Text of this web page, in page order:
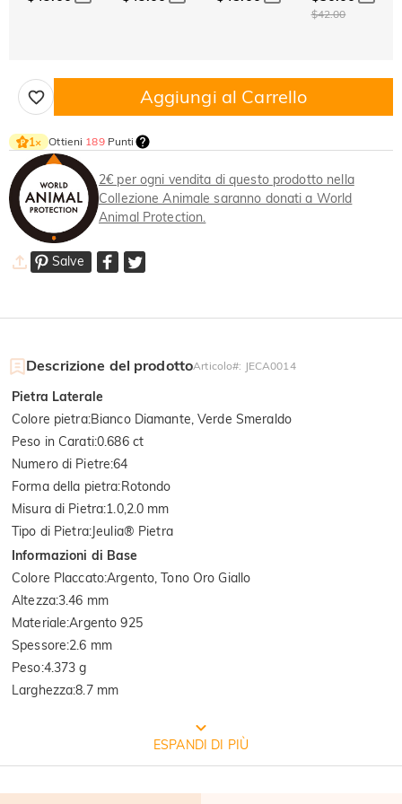
$42.00
Aggiungi al Carrello
1× Ottieni 189Punti
2€ per ogni vendita di questo prodotto nella
Collezione Animale saranno donati a World
Animal Protection.
Salve
Descrizione del prodottoArticolo#: JECA0014
Pietra Laterale
Colore pietra:Bianco Diamante, Verde Smeraldo
Peso in Carati:0.686 ct
Numero di Pietre:64
Forma della pietra:Rotondo
Misura di Pietra:1.0,2.0 mm
Tipo di Pietra:Jeulia® Pietra
Informazioni di Base
Colore Placcato:Argento, Tono Oro Giallo
Altezza:3.46 mm
Materiale:Argento 925
Spessore:2.6 mm
Peso:4.373 g
Larghezza:8.7 mm
CONFEZIONE GRATUITA JEULIA
ESPANDI DI PIÙ